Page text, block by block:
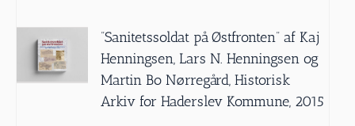
”Sanitetssoldat på Østfronten” af Kaj
Henningsen, Lars N. Henningsen og
Martin Bo Nørregård, Historisk
Arkiv for Haderslev Kommune, 2015